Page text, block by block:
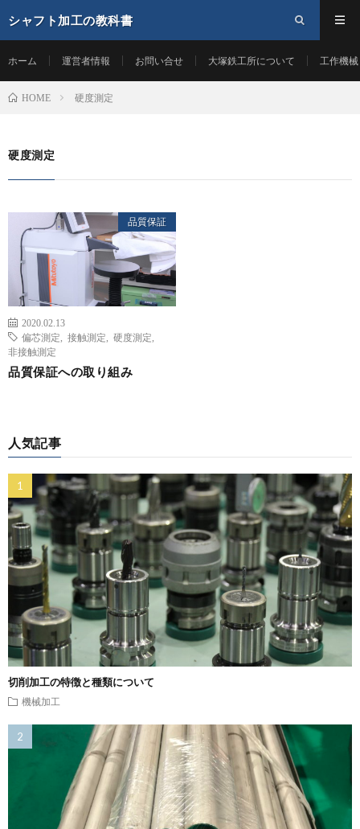
シャフト加工の教科書
ホーム 運営者情報 お問い合せ 大塚鉄工所について 工作機
HOME 硬度測定
硬度測定
品質保証
2020.02.13
偏芯測定
接触測定 硬度測定
非接触測定
品質保証への取り組み
人気記事
切削加工の特徴と種類について
機械加工